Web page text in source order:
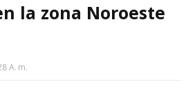
la zona Noroeste
A. M.